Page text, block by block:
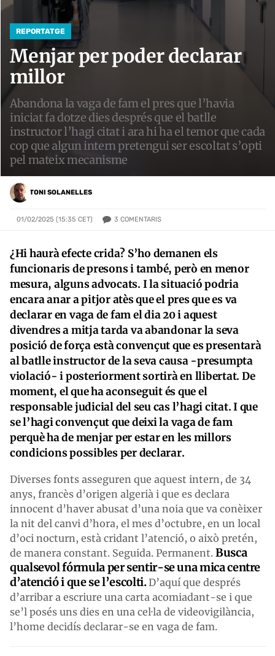
REPORTATGE
Menjar per poder declarar
millor
Abandona la vaga de fam el pres que l’havia
iniciat fa dotze dies després que el batlle
instructor l’hagi citat i ara hi ha el temor que cada
cop que algun intern pretengui ser escoltat s’opti
pel mateix mecanisme
TONI SOLANELLES
01/02/2025 (15:35 CET) 3 COMENTARIS
¿Hi haurà efecte crida? S’ho demanen els
funcionaris de presons i també, però en menor
mesura, alguns advocats. I la situació podria
encara anar a pitjor atès que el pres que es va
declarar en vaga de fam el dia 20 i aquest
divendres a mitja tarda va abandonar la seva
posició de força està convençut que es presentarà
al batlle instructor de la seva causa -presumpta
violació- i posteriorment sortirà en llibertat. De
moment, el que ha aconseguit és que el
responsable judicial del seu cas l’hagi citat. I que
se l’hagi convençut que deixi la vaga de fam
perquè ha de menjar per estar en les millors
condicions possibles per declarar.
Diverses fonts asseguren que aquest intern, de 34
anys, francès d’origen algerià i que es declara
innocent d’haver abusat d’una noia que va conèixer
la nit del canvi d’hora, el mes d’octubre, en un local
d’oci nocturn, està cridant l’atenció, o això pretén,
de manera constant. Seguida. Permanent. Busca
qualsevol fórmula per sentir-se una mica centre
d’atenció i que se l’escolti.D’aquí que després
d’arribar a escriure una carta acomiadant-se i que
se’l posés uns dies en una cel·la de videovigilància,
l’home decidís declarar-se en vaga de fam.